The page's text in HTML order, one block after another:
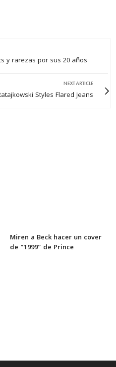
y rarezas por sus 20 años
NEXT ARTICLE
Styles Flared Jeans
Miren a Beck hacer un cover
de “1999” de Prince